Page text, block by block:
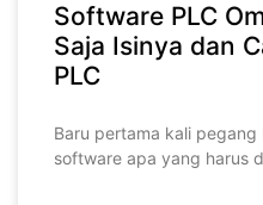
Software PLC
Saja Isinya dan
PLC
Baru pertama kali
software apa yang harus